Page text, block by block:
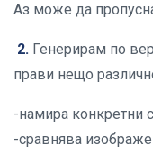
Аз може да
2. Генерирам по
прави нещо
-намира конкретни
-сравнява